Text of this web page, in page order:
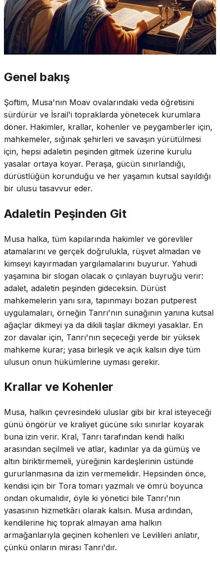
Genel bakış
Şoftim, Musa'nın Moav ovalarındaki veda öğretisini
sürdürür ve İsrail'i topraklarda yönetecek kurumlara
döner. Hakimler, krallar, kohenler ve peygamberler için,
mahkemeler, sığınak şehirleri ve savaşın yürütülmesi
için, hepsi adaletin peşinden gitmek üzerine kurulu
yasalar ortaya koyar. Peraşa, gücün sınırlandığı,
dürüstlüğün korunduğu ve her yaşamın kutsal sayıldığı
bir ulusu tasavvur eder.
Adaletin Peşinden Git
Musa halka, tüm kapılarında hakimler ve görevliler
atamalarını ve gerçek doğrulukla, rüşvet almadan ve
kimseyi kayırmadan yargılamalarını buyurur. Yahudi
yaşamına bir slogan olacak o çınlayan buyruğu verir:
adalet, adaletin peşinden gideceksin. Dürüst
mahkemelerin yanı sıra, tapınmayı bozan putperest
uygulamaları, örneğin Tanrı'nın sunağının yanına kutsal
ağaçlar dikmeyi ya da dikili taşlar dikmeyi yasaklar. En
zor davalar için, Tanrı'nın seçeceği yerde bir yüksek
mahkeme kurar; yasa birleşik ve açık kalsın diye tüm
ulusun onun hükümlerine uyması gerekir.
Krallar ve Kohenler
Musa, halkın çevresindeki uluslar gibi bir kral isteyeceği
günü öngörür ve kraliyet gücüne sıkı sınırlar koyarak
buna izin verir. Kral, Tanrı tarafından kendi halkı
arasından seçilmeli ve atlar, kadınlar ya da gümüş ve
altın biriktirmemeli, yüreğinin kardeşlerinin üstünde
gururlanmasına da izin vermemelidir. Hepsinden önce,
kendisi için bir Tora tomarı yazmalı ve ömrü boyunca
ondan okumalıdır, öyle ki yönetici bile Tanrı'nın
yasasının hizmetkârı olarak kalsın. Musa ardından,
kendilerine hiç toprak almayan ama halkın
armağanlarıyla geçinen kohenleri ve Levilileri anlatır,
çünkü onların mirası Tanrı'dır.